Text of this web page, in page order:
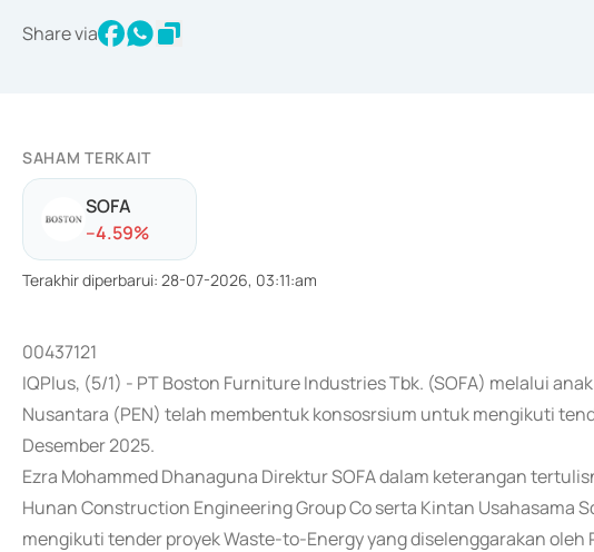
Share via
SAHAM TERKAIT
SOFA
--4.59%
Terakhir diperbarui: 28-07-2026, 03:11:am
00437121
IQPlus, (5/1) - PT Boston Furniture Industries Tbk. (SOFA) melalui
Nusantara (PEN) telah membentuk konsosrsium untuk mengikuti
Desember 2025.
Ezra Mohammed Dhanaguna Direktur SOFA dalam keterangan
Hunan Construction Engineering Group Co serta Kintan Usahasama
mengikuti tender proyek Waste-to-Energy yang diselenggarakan